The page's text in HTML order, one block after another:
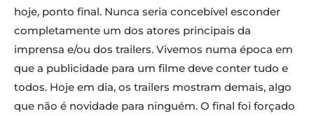
hoje, ponto final. Nunca seria concebível esconder
completamente um dos atores principais da
imprensa e/ou dos trailers. Vivemos numa época em
que a publicidade para um filme deve conter tudo e
todos. Hoje em dia, os trailers mostram demais, algo
que não é novidade para ninguém. O final foi forçado